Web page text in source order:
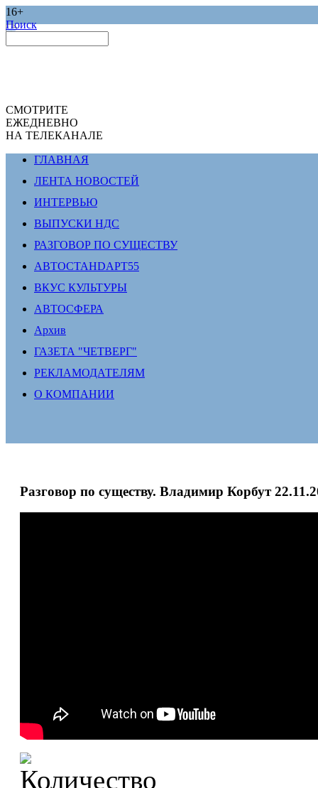
16+
Поиск
СМОТРИТЕ
ЕЖЕДНЕВНО
НА ТЕЛЕКАНАЛЕ
ГЛАВНАЯ
ЛЕНТА НОВОСТЕЙ
ИНТЕРВЬЮ
ВЫПУСКИ НДС
РАЗГОВОР ПО СУЩЕСТВУ
АВТОСТАНDАРТ55
ВКУС КУЛЬТУРЫ
АВТОСФЕРА
Архив
ГАЗЕТА "ЧЕТВЕРГ"
РЕКЛАМОДАТЕЛЯМ
О КОМПАНИИ
Разговор по существу. Владимир Корбут